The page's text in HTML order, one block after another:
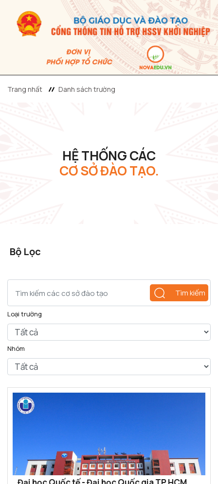
Trang nhất Danh sách trường
HỆ THỐNG CÁC
CƠ SỞ ĐÀO TẠO.
Bộ Lọc
Tìm kiếm
Loại trường
Nhóm